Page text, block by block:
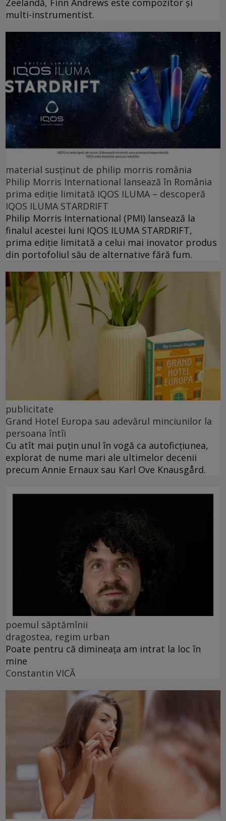
Zeelandă, Finn Andrews este compozitor și
multi-instrumentist.
material susținut de philip morris românia
Philip Morris International lansează în România
prima ediție limitată IQOS ILUMA – descoperă
IQOS ILUMA STARDRIFT
Philip Morris International (PMI) lansează la
finalul acestei luni IQOS ILUMA STARDRIFT,
prima ediție limitată a celui mai inovator produs
din portofoliul său de alternative fără fum.
publicitate
Grand Hotel Europa sau adevărul minciunilor la
persoana întîi
Cu atît mai puțin unul în vogă ca autoficțiunea,
explorat de nume mari ale ultimelor decenii
precum Annie Ernaux sau Karl Ove Knausgård.
poemul săptămînii
dragostea, regim urban
Poate pentru că dimineața am intrat la loc în
mine
Constantin VICĂ